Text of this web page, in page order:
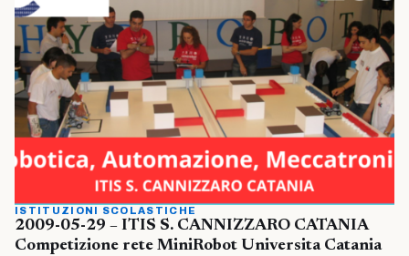
ISTITUZIONI SCOLASTICHE
2009-05-29 – ITIS S. CANNIZZARO CATANIA
Competizione rete MiniRobot Universita Catania